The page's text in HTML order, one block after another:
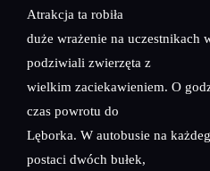
Atrakcja ta robiła
duże wrażenie na uczestnikach
podziwiali zwierzęta z
wielkim zaciekawieniem. O
czas powrotu do
Lęborka. W autobusie na
postaci dwóch bułek,